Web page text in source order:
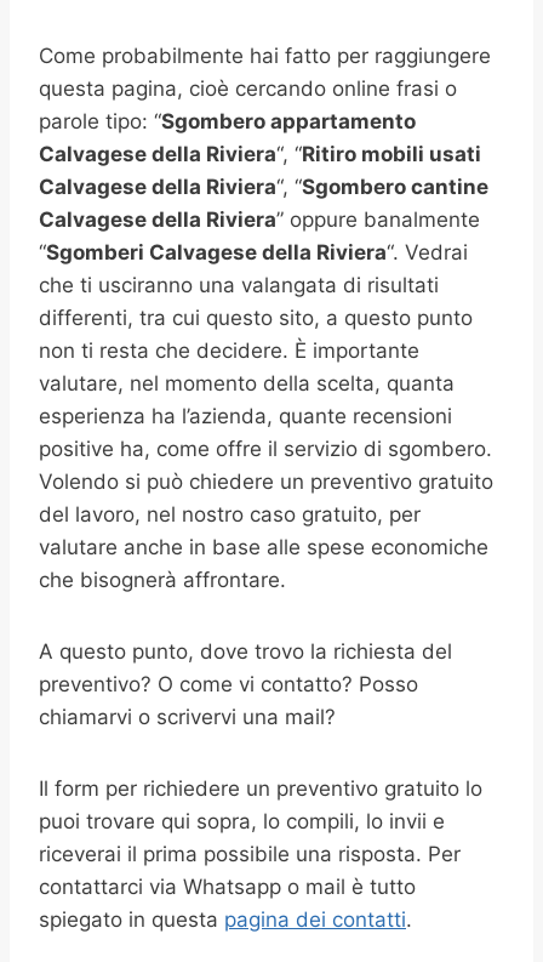
Come probabilmente hai fatto per raggiungere
questa pagina, cioè cercando online frasi o
parole tipo: “Sgombero appartamento
Calvagese della Riviera“, “Ritiro mobili usati
Calvagese della Riviera“, “Sgombero cantine
Calvagese della Riviera” oppure banalmente
“Sgomberi Calvagese della Riviera“. Vedrai
che ti usciranno una valangata di risultati
differenti, tra cui questo sito, a questo punto
non ti resta che decidere. È importante
valutare, nel momento della scelta, quanta
esperienza ha l’azienda, quante recensioni
positive ha, come offre il servizio di sgombero.
Volendo si può chiedere un preventivo gratuito
del lavoro, nel nostro caso gratuito, per
valutare anche in base alle spese economiche
che bisognerà affrontare.
A questo punto, dove trovo la richiesta del
preventivo? O come vi contatto? Posso
chiamarvi o scrivervi una mail?
Il form per richiedere un preventivo gratuito lo
puoi trovare qui sopra, lo compili, lo invii e
riceverai il prima possibile una risposta. Per
contattarci via Whatsapp o mail è tutto
spiegato in questa pagina dei contatti.